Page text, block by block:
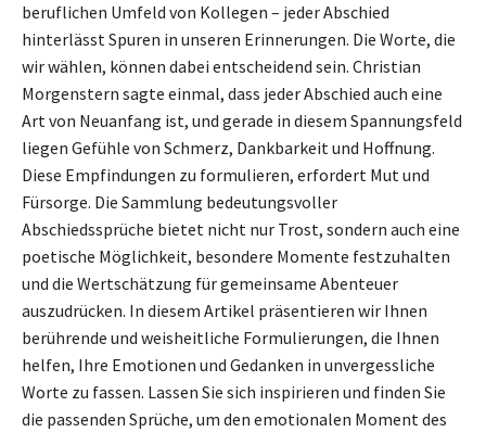
beruflichen Umfeld von Kollegen – jeder Abschied
hinterlässt Spuren in unseren Erinnerungen. Die Worte, die
wir wählen, können dabei entscheidend sein. Christian
Morgenstern sagte einmal, dass jeder Abschied auch eine
Art von Neuanfang ist, und gerade in diesem Spannungsfeld
liegen Gefühle von Schmerz, Dankbarkeit und Hoffnung.
Diese Empfindungen zu formulieren, erfordert Mut und
Fürsorge. Die Sammlung bedeutungsvoller
Abschiedssprüche bietet nicht nur Trost, sondern auch eine
poetische Möglichkeit, besondere Momente festzuhalten
und die Wertschätzung für gemeinsame Abenteuer
auszudrücken. In diesem Artikel präsentieren wir Ihnen
berührende und weisheitliche Formulierungen, die Ihnen
helfen, Ihre Emotionen und Gedanken in unvergessliche
Worte zu fassen. Lassen Sie sich inspirieren und finden Sie
die passenden Sprüche, um den emotionalen Moment des